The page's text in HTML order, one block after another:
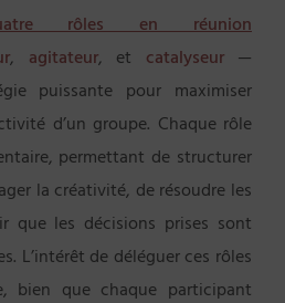
rôles en réunion
, agitateur, et catalyseur—
puissante pour maximiser
d’un groupe. Chaque rôle
permettant de structurer
la créativité, de résoudre les
que les décisions prises sont
L’intérêt de déléguer ces rôles
bien que chaque participant